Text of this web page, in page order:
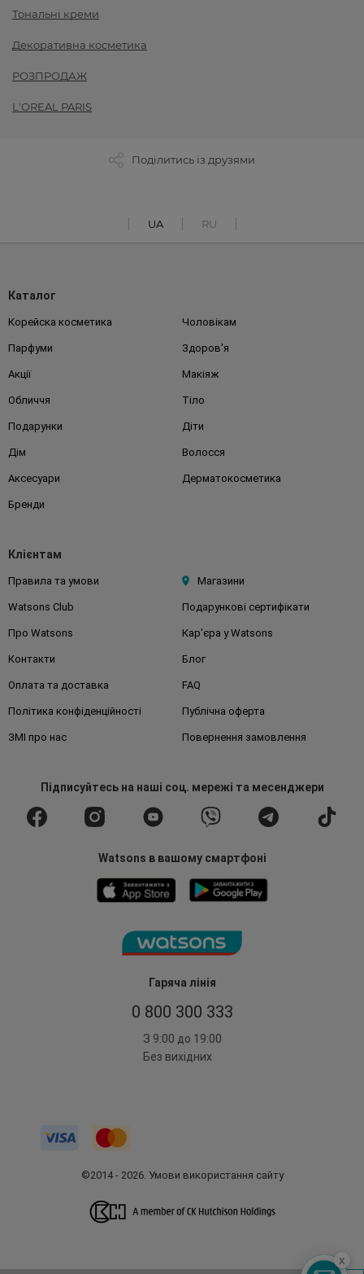
Тональні креми
Декоративна косметика
РОЗПРОДАЖ
L'OREAL PARIS
Поділитись із друзями
UA RU
Гаряча лінія
0 800 300 333
З 9:00 до 19:00
Без вихідних
Каталог
Корейска косметика Чоловікам
Парфуми Здоров'я
Акції Макіяж
Обличчя Тіло
Подарунки Діти
Дім Волосся
Аксесуари Дерматокосметика
Бренди
Клієнтам
Правила та умови Магазини
Watsons Club Подарункові сертифікати
Про Watsons Кар'єра у Watsons
Контакти Блог
Оплата та доставка FAQ
Політика конфіденційності Публічна оферта
ЗМІ про нас Повернення замовлення
Підписуйтесьна наші соц. мережі та месенджери
Watsons в вашому смартфоні
©2014 - 2026. Умови використання сайту
x